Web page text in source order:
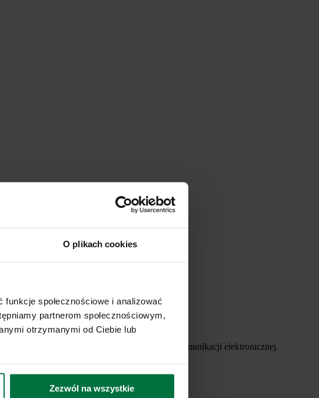
O plikach cookies
społecznościowe i analizować
partnerom społecznościowym,
otrzymanymi od Ciebie lub
Zezwól na wszystkie
oferowanych usług, za pomocą środków komunikacji elektronicznej.